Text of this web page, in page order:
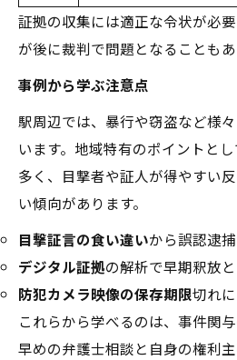
証拠の収集には適正な令状が必
が後に裁判で問題となることもあ
事例から学ぶ注意点
駅周辺では、暴行や窃盗など様
います。地域特有のポイントと
多く、目撃者や証人が得やすい
い傾向があります。
目撃証言の食い違いから誤認逮
デジタル証拠の解析で早期釈放
防犯カメラ映像の保存期限切れ
これらから学べるのは、事件関与
早めの弁護士相談と自身の権利